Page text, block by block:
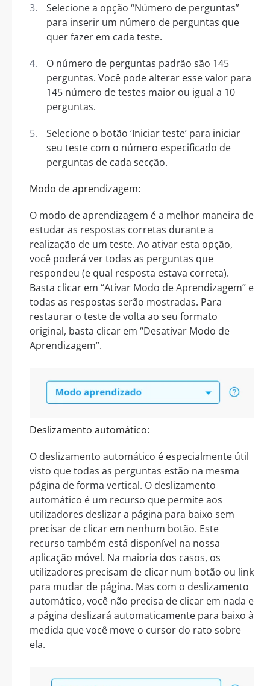
Selecione a opção “Número de perguntas”
para inserir um número de perguntas que
quer fazer em cada teste.
O número de perguntas padrão são 145
perguntas. Você pode alterar esse valor para
145 número de testes maior ou igual a 10
perguntas.
Selecione o botão ‘Iniciar teste’ para iniciar
seu teste com o número especificado de
perguntas de cada secção.
Modo de aprendizagem:
O modo de aprendizagem é a melhor maneira de
estudar as respostas corretas durante a
realização de um teste. Ao ativar esta opção,
você poderá ver todas as perguntas que
respondeu (e qual resposta estava correta).
Basta clicar em “Ativar Modo de Aprendizagem” e
todas as respostas serão mostradas. Para
restaurar o teste de volta ao seu formato
original, basta clicar em “Desativar Modo de
Aprendizagem”.
Deslizamento automático:
O deslizamento automático é especialmente útil
visto que todas as perguntas estão na mesma
página de forma vertical. O deslizamento
automático é um recurso que permite aos
utilizadores deslizar a página para baixo sem
precisar de clicar em nenhum botão. Este
recurso também está disponível na nossa
aplicação móvel. Na maioria dos casos, os
utilizadores precisam de clicar num botão ou link
para mudar de página. Mas com o deslizamento
automático, você não precisa de clicar em nada e
a página deslizará automaticamente para baixo à
medida que você move o cursor do rato sobre
ela.